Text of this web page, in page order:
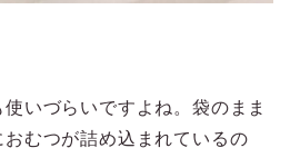
いづらいですよね。袋のまま
むつが詰め込まれているの